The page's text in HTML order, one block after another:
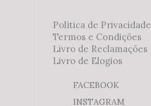
Política de Privacidade
Termos e Condições
Livro de Reclamações
Livro de Elogios
FACEBOOK
INSTAGRAM